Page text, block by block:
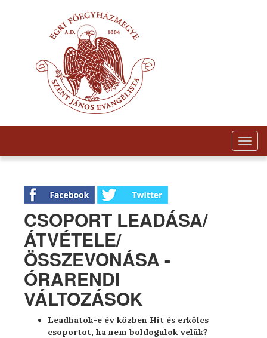
CSOPORT LEADÁSA/
ÁTVÉTELE/
ÖSSZEVONÁSA -
ÓRARENDI
VÁLTOZÁSOK
Leadhatok-e év közben Hit és erkölcs
csoportot, ha nem boldogulok velük?